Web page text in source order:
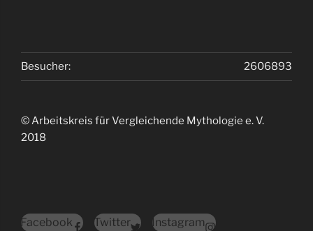
2606893
Besucher:
© Arbeitskreis für Vergleichende Mythologie e. V.
2018
Facebook Twitter Instagram